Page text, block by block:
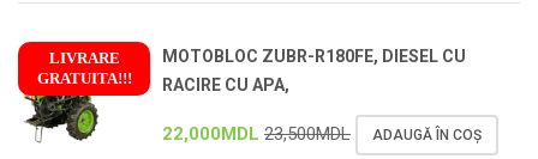
LIVRARE
GRATUITA!!!
!
MOTOBLOC ZUBR-R180FE, DIESEL CU
RACIRE CU APA,
22,000MDL 23,500MDL ADAUGĂ ÎN COȘ